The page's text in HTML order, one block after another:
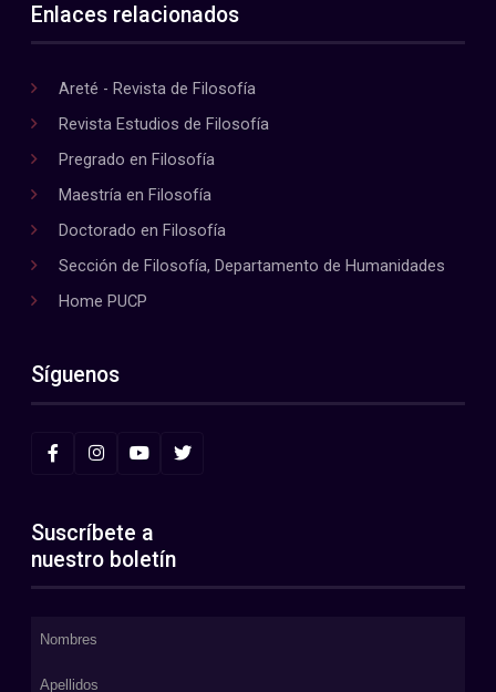
Enlaces relacionados
Areté - Revista de Filosofía
Revista Estudios de Filosofía
Pregrado en Filosofía
Maestría en Filosofía
Doctorado en Filosofía
Sección de Filosofía, Departamento de Humanidades
Home PUCP
Síguenos
Suscríbete a
nuestro boletín